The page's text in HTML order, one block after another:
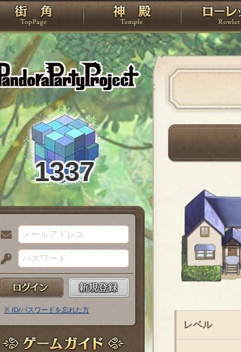
PandoraPartyProject
TOP 神殿
1337
メ
ー
ル
ア
ド
パ
ス
ー
※ ID/パスワードを忘れた方
レベル